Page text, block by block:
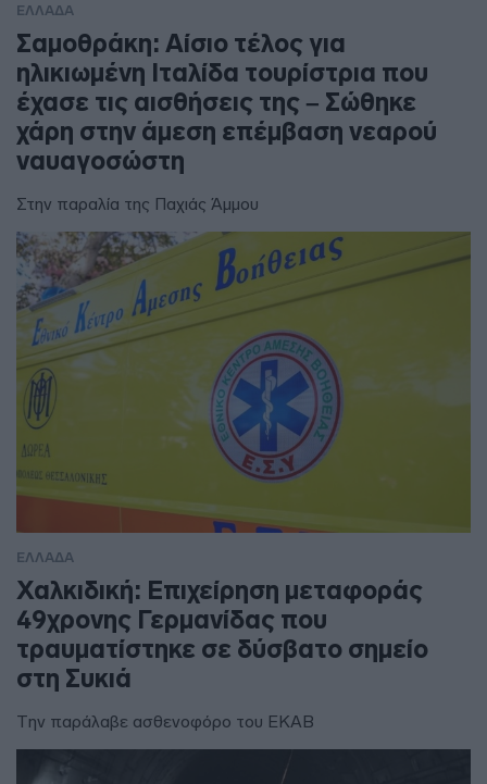
ΕΛΛΑΔΑ
Σαμοθράκη: Αίσιο τέλος για
ηλικιωμένη Ιταλίδα τουρίστρια που
έχασε τις αισθήσεις της – Σώθηκε
χάρη στην άμεση επέμβαση νεαρού
ναυαγοσώστη
Στην παραλία της Παχιάς Άμμου
ΕΛΛΑΔΑ
Χαλκιδική: Επιχείρηση μεταφοράς
49χρονης Γερμανίδας που
τραυματίστηκε σε δύσβατο σημείο
στη Συκιά
Την παράλαβε ασθενοφόρο του ΕΚΑΒ